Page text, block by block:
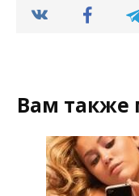
Вам также